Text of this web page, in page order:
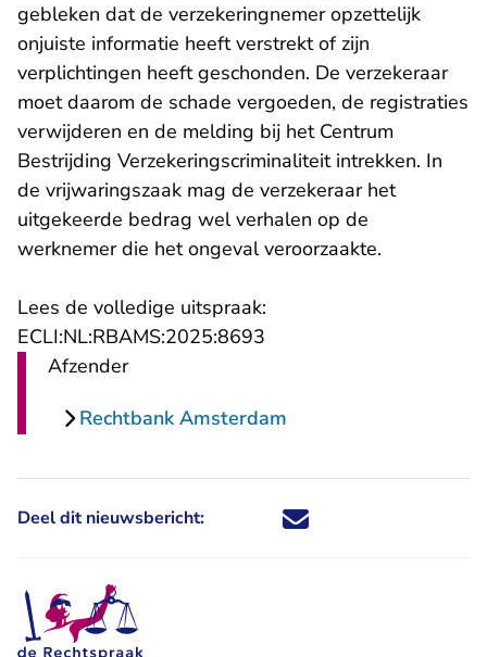
gebleken dat de verzekeringnemer opzettelijk
onjuiste informatie heeft verstrekt of zijn
verplichtingen heeft geschonden. De verzekeraar
moet daarom de schade vergoeden, de registraties
verwijderen en de melding bij het Centrum
Bestrijding Verzekeringscriminaliteit intrekken. In
de vrijwaringszaak mag de verzekeraar het
uitgekeerde bedrag wel verhalen op de
werknemer die het ongeval veroorzaakte.
Lees de volledige uitspraak:
ECLI:NL:RBAMS:2025:8693
Afzender
Rechtbank Amsterdam
Deel dit nieuwsbericht: Deel dit nieuwsbericht via X -
Deel dit nieuwsbericht via
Deel dit nieuwsbericht
Deel dit